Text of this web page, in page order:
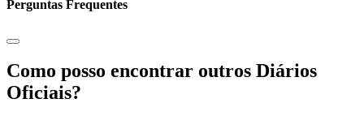
Perguntas Frequentes
Como posso encontrar outros Diários
Oficiais?